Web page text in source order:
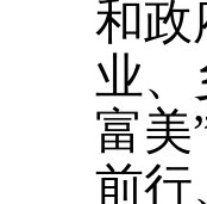
和政
业、
富美
前行